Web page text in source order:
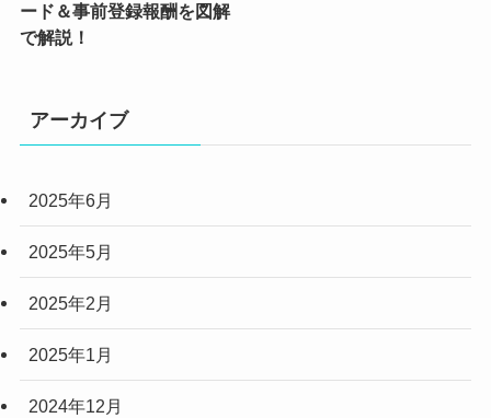
(2)
ード＆事前登録報酬を図解
で解説！
アーカイブ
2025年6月
2025年5月
2025年2月
2025年1月
2024年12月